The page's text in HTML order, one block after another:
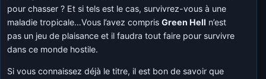
pour chasser ? Et si tels est le cas, survivrez-vous à une
maladie tropicale…Vous l’avez comprisGreen Hell n’est
pas un jeu de plaisance et il faudra tout faire pour survivre
dans ce monde hostile.
Si vous connaissez déjà le titre, il est bon de savoir que